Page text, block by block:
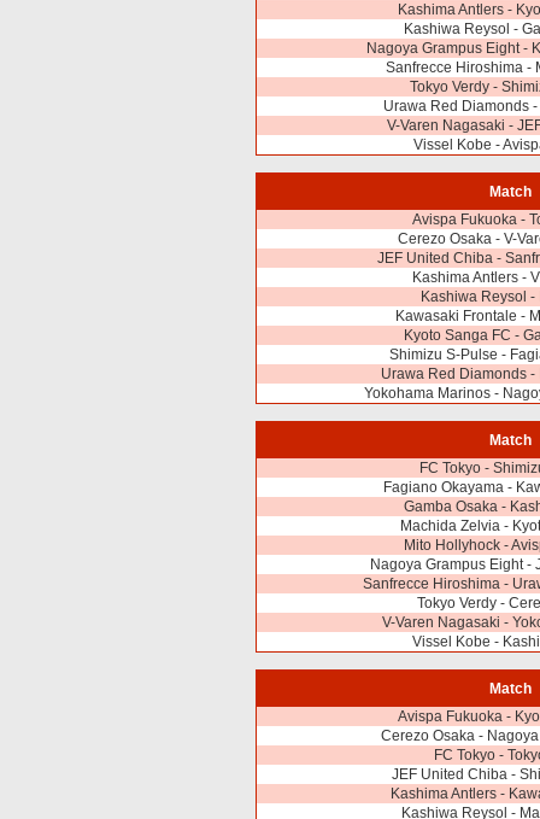
Kashima Antlers -
Kashiwa Reysol -
Nagoya Grampus Eight -
Sanfrecce Hiroshima -
Tokyo Verdy -
Urawa Red Diamonds
V-Varen Nagasaki -
Vissel Kobe -
Match
Avispa Fukuoka -
Cerezo Osaka - V-
JEF United Chiba -
Kashima Antlers -
Kashiwa Reysol -
Kawasaki Frontale -
Kyoto Sanga FC -
Shimizu S-Pulse -
Urawa Red Diamonds
Yokohama Marinos -
Match
FC Tokyo -
Fagiano Okayama -
Gamba Osaka -
Machida Zelvia -
Mito Hollyhock -
Nagoya Grampus Eight -
Sanfrecce Hiroshima -
Tokyo Verdy -
V-Varen Nagasaki -
Vissel Kobe -
Match
Avispa Fukuoka -
Cerezo Osaka -
FC Tokyo -
JEF United Chiba -
Kashima Antlers -
Kashiwa Reysol -